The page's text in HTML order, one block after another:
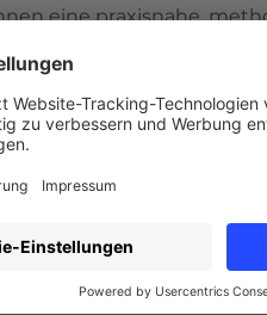
eine praxisnahe,
zu integrieren.
–
zur Umsetzung
einfachen Start
im Unternehmen
Unternehmen (KMU),